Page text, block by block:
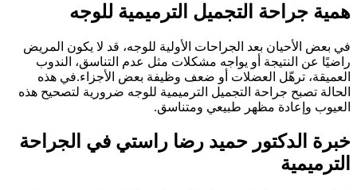
جراحة التجميل الترميمية للوجه
بعض الأحيان بعد الجراحات الأولية للوجه، قد لا يكون المريض
عن النتيجة أو يواجه مشكلات مثل عدم التناسق، الندوب
ترهّل العضلات أو ضعف وظيفة بعض الأجزاء.في هذه
تصبح جراحة التجميل الترميمية للوجه ضرورية لتصحيح هذه
وإعادة مظهر طبيعي ومتناسق.
الدكتور حميد رضا راستي في الجراحة